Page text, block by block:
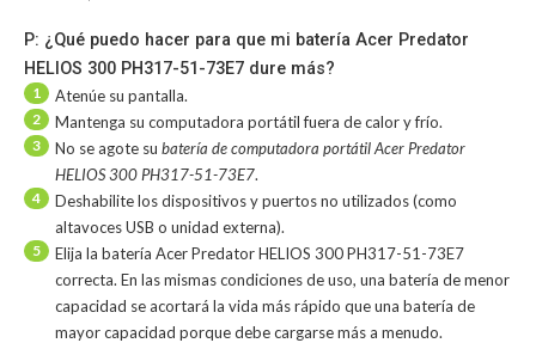
P: ¿Qué puedo hacer para que mi batería Acer Predator
HELIOS 300 PH317-51-73E7 dure más?
1 Atenúe su pantalla.
2 Mantenga su computadora portátil fuera de calor y frío.
3 No se agote su batería de computadora portátil Acer Predator
HELIOS 300 PH317-51-73E7.
4
Deshabilite los dispositivos y puertos no utilizados (como
altavoces USB o unidad externa).
5
Elija la batería Acer Predator HELIOS 300 PH317-51-73E7
correcta. En las mismas condiciones de uso, una batería de menor
capacidad se acortará la vida más rápido que una batería de
mayor capacidad porque debe cargarse más a menudo.